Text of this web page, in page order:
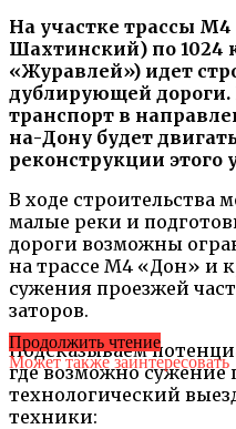
На участке трассы
Шахтинский) по 1024
«Журавлей») идет
дублирующей
транспорт в
на-Дону будет
реконструкции этого
В ходе строительства
малые реки и
дороги возможны
на трассе М4 «Дон» и
сужения проезжей
заторов.
Подсказываем
где возможно сужение
технологический
техники:
Продолжить чтение
Может также заинтересовать